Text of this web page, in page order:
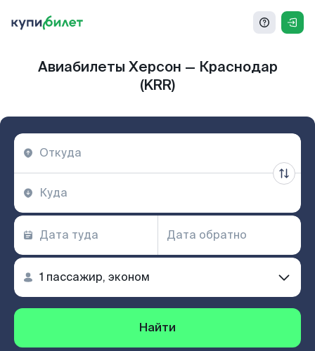
Авиабилеты Херсон — Краснодар
(KRR)
Найти